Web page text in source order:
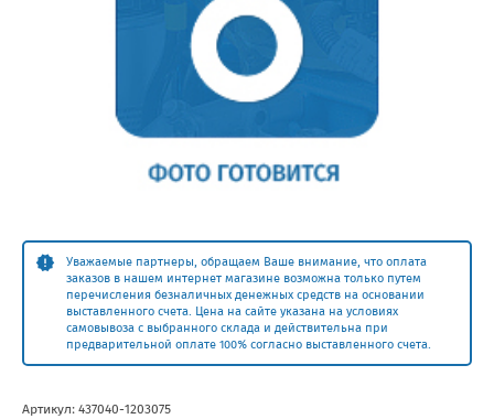
Уважаемые партнеры, обращаем Ваше внимание, что оплата
заказов в нашем интернет магазине возможна только путем
перечисления безналичных денежных средств на основании
выставленного счета. Цена на сайте указана на условиях
самовывоза с выбранного склада и действительна при
предварительной оплате 100% согласно выставленного счета.
Артикул: 437040-1203075